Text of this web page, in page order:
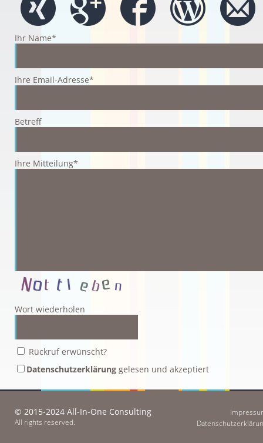
Ihr Name*
Ihre Email-Adresse*
Betreff
Ihre Mitteilung*
Wort wiederholen
Rückruf erwünscht?
Datenschutzerklärung gelesen und akzeptiert
© 2015-2024 All-In-One Consulting
All rights reserved.